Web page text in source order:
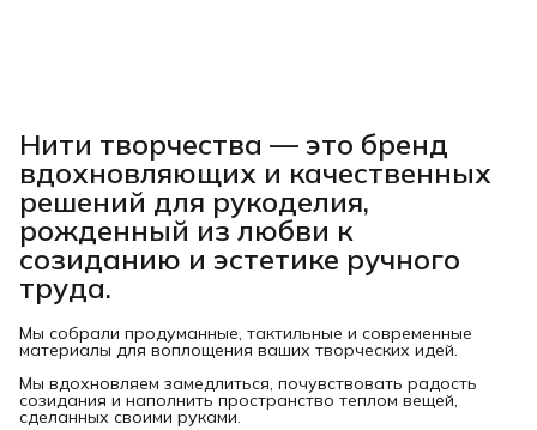
Нити творчества — это бренд
вдохновляющих и качественных
решений для рукоделия,
рожденный из любви к
созиданию и эстетике ручного
труда.
Мы собрали продуманные, тактильные и современные
материалы для воплощения ваших творческих идей.
Мы вдохновляем замедлиться, почувствовать радость
созидания и наполнить пространство теплом вещей,
сделанных своими руками.